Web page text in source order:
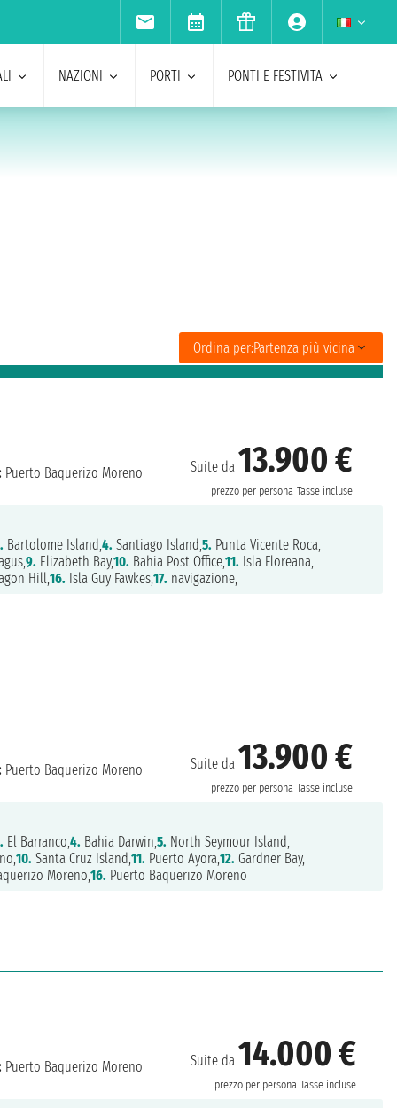
NAZIONI PORTI PONTI E FESTIVITA
Ordina per:Partenza più vicina
Suite da 13.900 €
prezzo per persona Tasse incluse
Puerto Baquerizo Moreno
Bartolome Island,4. Santiago Island,5. Punta Vicente Roca,
9. Elizabeth Bay,10. Bahia Post Office,11. Isla Floreana,
Hill,16. Isla Guy Fawkes,17. navigazione,
Suite da 13.900 €
prezzo per persona Tasse incluse
Puerto Baquerizo Moreno
El Barranco,4. Bahia Darwin,5. North Seymour Island,
10. Santa Cruz Island,11. Puerto Ayora,12. Gardner Bay,
Moreno,16. Puerto Baquerizo Moreno
Suite da 14.000 €
prezzo per persona Tasse incluse
Puerto Baquerizo Moreno